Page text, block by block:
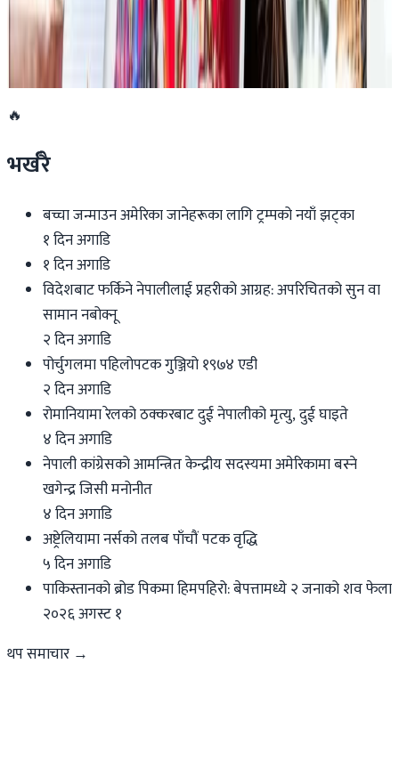
डार्विनमा नेपाल फेस्टिभल हुँदै
२०२६ जुन ११
🔥
भर्खरै
बच्चा जन्माउन अमेरिका जानेहरूका लागि ट्रम्पको नयाँ झट्का
१ दिन अगाडि
१ दिन अगाडि
विदेशबाट फर्किने नेपालीलाई प्रहरीको आग्रह: अपरिचितको सुन वा
सामान नबोक्नू
२ दिन अगाडि
पोर्चुगलमा पहिलोपटक गुञ्जियो १९७४ एडी
२ दिन अगाडि
रोमानियामा रेलको ठक्करबाट दुई नेपालीको मृत्यु, दुई घाइते
४ दिन अगाडि
नेपाली कांग्रेसको आमन्त्रित केन्द्रीय सदस्यमा अमेरिकामा बस्ने
खगेन्द्र जिसी मनोनीत
४ दिन अगाडि
अष्ट्रेलियामा नर्सको तलब पाँचौं पटक वृद्धि
५ दिन अगाडि
पाकिस्तानको ब्रोड पिकमा हिमपहिरो: बेपत्तामध्ये २ जनाको शव फेला
२०२६ अगस्ट १
थप समाचार →